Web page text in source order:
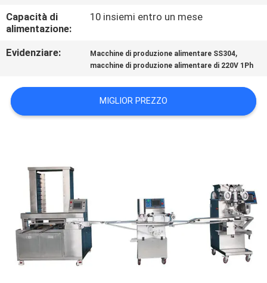
CONTATTACI
NOTIZIE
CHIEDI UN
PREVENTIVO
DEL
SITO
PRIVACY
POLICY
Capacità di
alimentazione:
10 insiemi entro un mese
Evidenziare: Macchine di produzione alimentare SS304,
macchine di produzione alimentare di 220V 1Ph
MIGLIOR PREZZO